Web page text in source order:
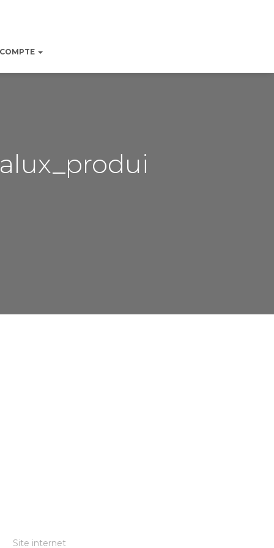
Site internet